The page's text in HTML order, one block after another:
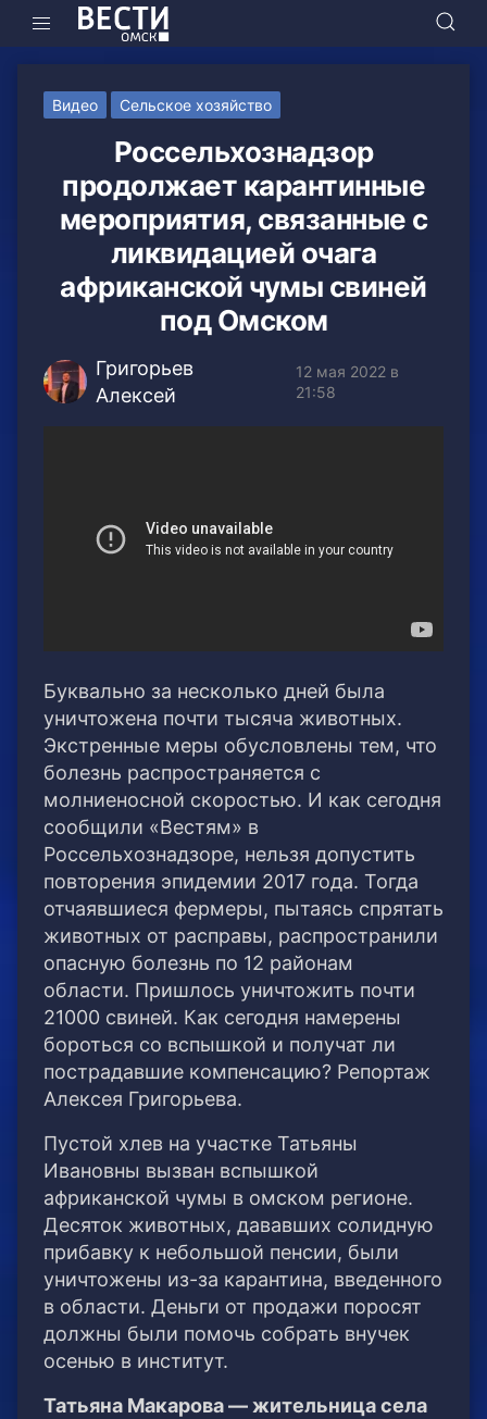
Видео Сельское хозяйство
Россельхознадзор
продолжает карантинные
мероприятия, связанные с
ликвидацией очага
африканской чумы свиней
под Омском
Григорьев
Алексей
12 мая 2022 в
21:58
Буквально за несколько дней была
уничтожена почти тысяча животных.
Экстренные меры обусловлены тем, что
болезнь распространяется с
молниеносной скоростью. И как сегодня
сообщили «Вестям» в
Россельхознадзоре, нельзя допустить
повторения эпидемии 2017 года. Тогда
отчаявшиеся фермеры, пытаясь спрятать
животных от расправы, распространили
опасную болезнь по 12 районам
области. Пришлось уничтожить почти
21000 свиней. Как сегодня намерены
бороться со вспышкой и получат ли
пострадавшие компенсацию? Репортаж
Алексея Григорьева.
Пустой хлев на участке Татьяны
Ивановны вызван вспышкой
африканской чумы в омском регионе.
Десяток животных, дававших солидную
прибавку к небольшой пенсии, были
уничтожены из-за карантина, введенного
в области. Деньги от продажи поросят
должны были помочь собрать внучек
осенью в институт.
Татьяна Макарова — жительница села